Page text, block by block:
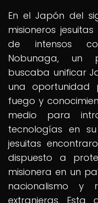
En el Japón del
misioneros
de intensos
Nobunaga, un
buscaba unificar
una
fuego y
medio para
tecnologías en
jesuitas
dispuesto a
misionera en un
nacionalismo y
extranjeras. Esta